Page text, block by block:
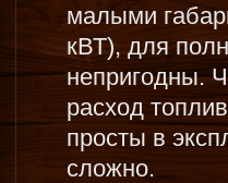
малыми
кВТ), для
непригодны.
расход
просты в
сложно.